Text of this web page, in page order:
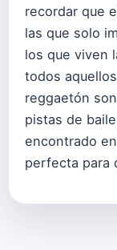
recordar que
las que solo
los que viven
todos
reggaetón
pistas de
encontrado
perfecta para